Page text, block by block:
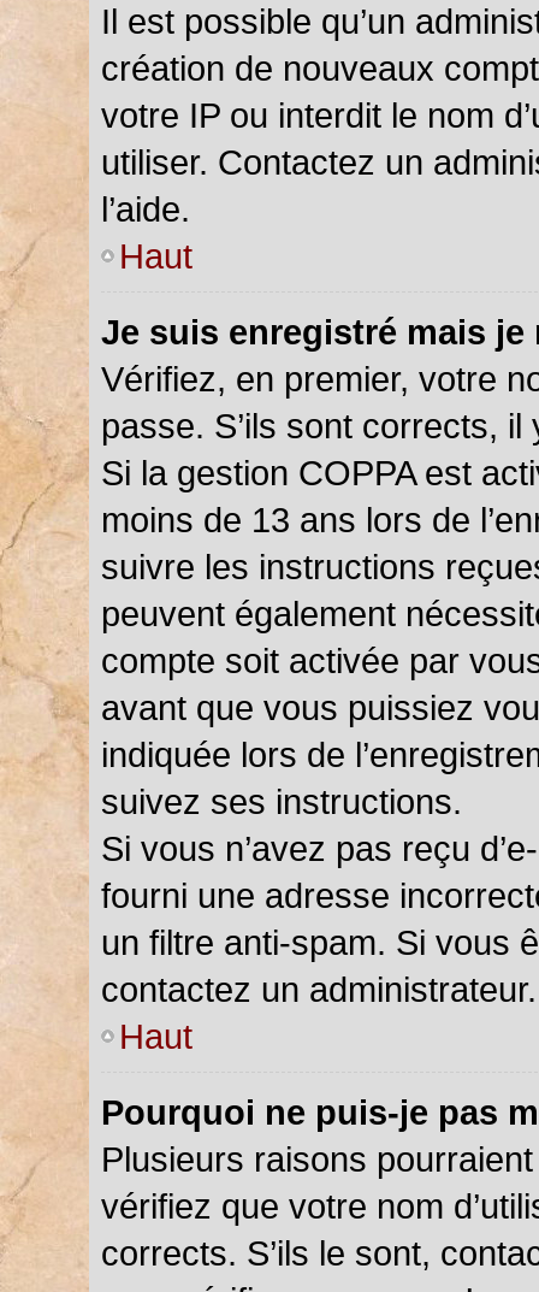
Il est possible qu’un
création de nouveaux
votre IP ou interdit le nom
utiliser. Contactez un
l’aide.
Haut
Je suis enregistré mais
Vérifiez, en premier, votre
passe. S’ils sont corrects,
Si la gestion COPPA est
moins de 13 ans lors de
suivre les instructions
peuvent également
compte soit activée par
avant que vous puissiez
indiquée lors de
suivez ses instructions.
Si vous n’avez pas reçu
fourni une adresse
un filtre anti-spam. Si vous
contactez un administrateur.
Haut
Pourquoi ne puis-je pas
Plusieurs raisons
vérifiez que votre nom
corrects. S’ils le sont,